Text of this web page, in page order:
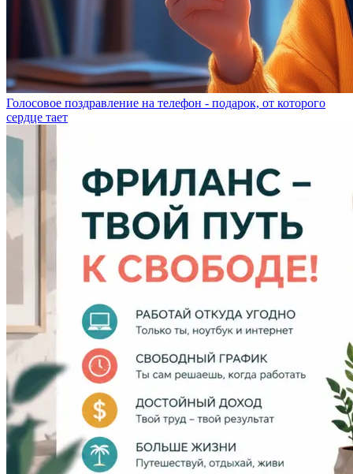
Голосовое поздравление на телефон - подарок, от которого
сердце тает